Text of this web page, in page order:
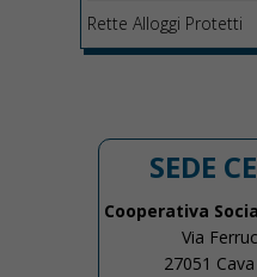
Rette Alloggi Protetti
SEDE
Cooperativa
Via
27051